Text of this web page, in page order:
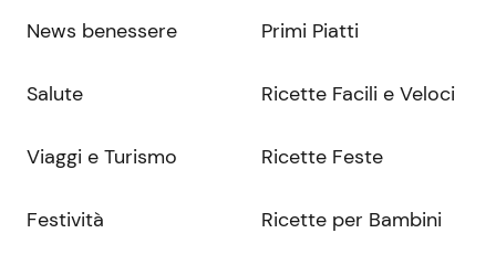
News benessere
Salute
Viaggi e Turismo
Festività
Primi Piatti
Ricette Facili e Veloci
Ricette Feste
Ricette per Bambini